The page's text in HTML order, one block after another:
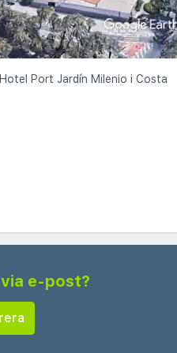
Port Jardín Milenio i Costa
e-post?